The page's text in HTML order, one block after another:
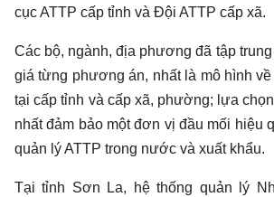
cục ATTP cấp tỉnh và Đội ATTP cấp xã.
Các bộ, ngành, địa phương đã tập
giá từng phương án, nhất là mô hình
tại cấp tỉnh và cấp xã, phường; lựa
nhất đảm bảo một đơn vị đầu mối hiệu
quản lý ATTP trong nước và xuất khẩu.
Tại tỉnh Sơn La, hệ thống quản lý